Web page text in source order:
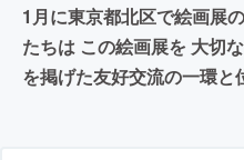
1月に東京都北区で絵画展
たちは この絵画展を 大切
を掲げた友好交流の一環と